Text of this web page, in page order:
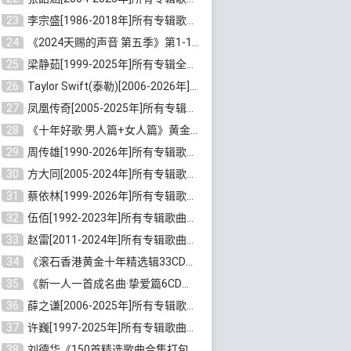
23
李宗盛[1986-2018年]所有专辑歌曲合集打包[无损FLAC/MP3/8.82GB]百度云网盘下载
24
《2024天赐的声音 第五季》第1-12期歌曲[无损FLAC/MP3]百度云网盘下载
25
梁静茹[1999-2025年]所有专辑全部歌曲打包[无损FLAC/MP3/10.71GB]百度云网盘下载
26
Taylor Swift(泰勒)[2006-2026年]所有歌曲合集打包[无损FLAC/MP3/23.78GB]百度云网盘下载
27
凤凰传奇[2005-2025年]所有专辑歌曲合集[无损WAV/FLAC+MP3/11.62GB]百度云网盘下载
28
《十年好歌·男人篇+女人篇》黄金国语珍藏6CD[无损WAV/MP3/4.09GB]百度云网盘下载
29
周传雄[1990-2026年]所有专辑歌曲全集[无损FLAC/MP3/10GB]百度云网盘下载
30
方大同[2005-2024年]所有专辑歌曲合集[高品质MP3+无损FLAC/7.59GB]百度云网盘下载
31
蔡依林[1999-2026年]所有专辑歌曲合集[无损FLAC/MP3/23.32GB]百度云网盘下载
32
伍佰[1992-2023年]所有专辑歌曲合集[高品质MP3/320K/3.92GB]百度云网盘下载
33
赵雷[2011-2024年]所有专辑歌曲打包[无损FLAC/MP3/2.64GB]百度云网盘下载
34
《滚石香港黄金十年精选辑33CD》[无损APE/WAV分轨/13.6GB]百度云网盘下载
35
《新一人一首成名曲·挚爱篇6CD》[无损MP3/DTS/WAV分轨/4.43GB]百度云网盘下载
36
薛之谦[2006-2025年]所有专辑歌曲合集[无损FLAC/MP3/5.20GB]百度云网盘下载
37
许巍[1997-2025年]所有专辑歌曲合集打包[无损FLAC/MP3/7.48GB]百度云网盘下载